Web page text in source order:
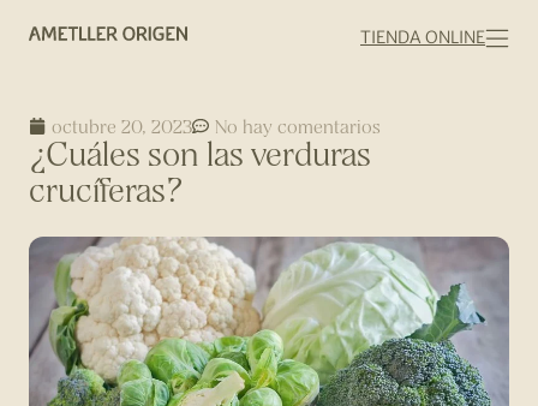
TIENDA ONLINE
octubre 20, 2023 No hay comentarios
¿Cuáles son las verduras
crucíferas?